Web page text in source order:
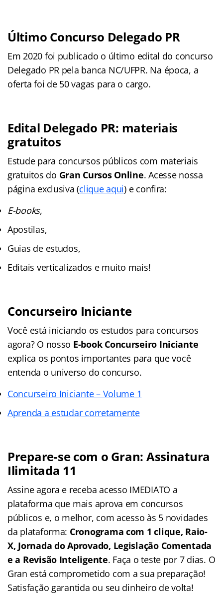
Último Concurso Delegado PR
Em 2020 foi publicado o último edital do concurso
Delegado PR pela banca NC/UFPR. Na época, a
oferta foi de 50 vagas para o cargo.
Edital Delegado PR: materiais
gratuitos
Estude para concursos públicos com materiais
gratuitos do Gran Cursos Online. Acesse nossa
página exclusiva (clique aqui) e confira:
E-books,
Apostilas,
Guias de estudos,
Editais verticalizados e muito mais!
Concurseiro Iniciante
Você está iniciando os estudos para concursos
agora? O nosso E-book Concurseiro Iniciante
explica os pontos importantes para que você
entenda o universo do concurso.
Concurseiro Iniciante – Volume 1
Aprenda a estudar corretamente
Prepare-se com o Gran: Assinatura
Ilimitada 11
Assine agora e receba acesso IMEDIATO a
plataforma que mais aprova em concursos
públicos e, o melhor, com acesso às 5 novidades
da plataforma: Cronograma com 1 clique, Raio-
X, Jornada do Aprovado, Legislação Comentada
e a Revisão Inteligente. Faça o teste por 7 dias. O
Gran está comprometido com a sua preparação!
Satisfação garantida ou seu dinheiro de volta!